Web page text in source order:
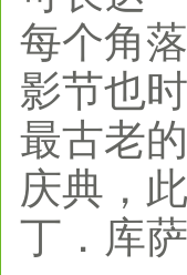
每个角
影节也
最古老
庆典，
丁．库